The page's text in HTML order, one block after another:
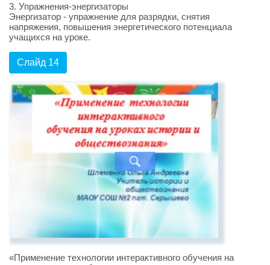
3. Упражнения-энергизаторы
Энергизатор - упражнение для разрядки, снятия
напряжения, повышения энергетического потенциала
учащихся на уроке.
Слайд 14
«Применение технологии интерактивного обучения на